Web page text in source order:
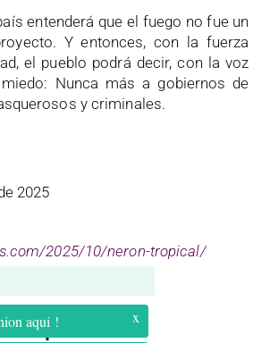
entenderá que el fuego no fue un
Y entonces, con la fuerza
el pueblo podrá decir, con la voz
Nunca más a gobiernos de
y criminales.
2025
2025/10/neron-tropical/
aqui ! x
Compartir: